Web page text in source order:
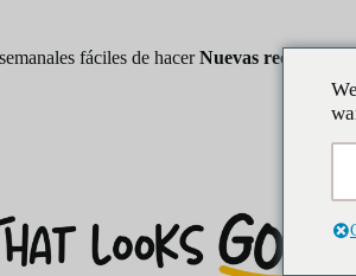
fáciles de hacerNuevas recetas